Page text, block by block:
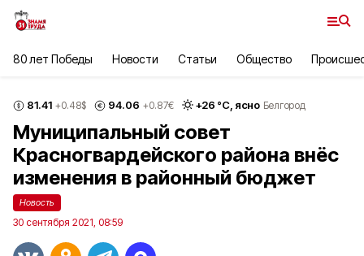
80 лет Победы Новости Статьи Общество
81.41 +0.48$ 94.06 +0.87€ +26 °С, ясно Белгород
Муниципальный совет
Красногвардейского района внёс
изменения в районный бюджет
Новость
30 сентября 2021, 08:59